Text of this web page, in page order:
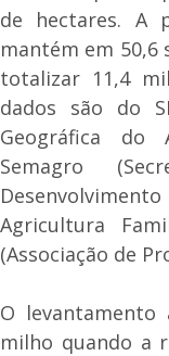
de hectares. A
mantém em 50,6
totalizar 11,4
dados são do
Geográfica do
Semagro
Agricultura
(Associação de
O
milho quando a